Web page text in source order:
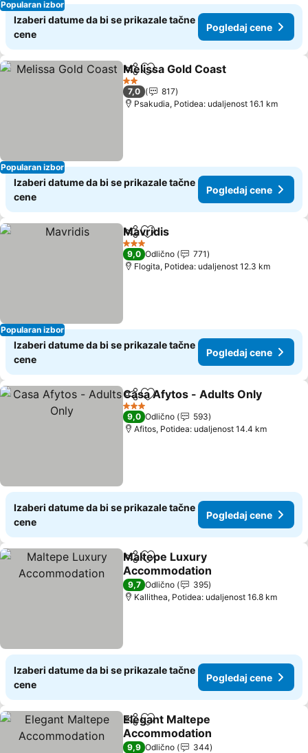
Popularan izbor
Izaberi datume da bi se prikazale tačne
cene
Pogledaj cene
Popularan izbor
Deli Dodati u favorite
Melissa Gold Coast
2 Zvezdice
7,0
817
Psakudia, Potidea: udaljenost 16.1 km
Izaberi datume da bi se prikazale tačne
cene
Pogledaj cene
Popularan izbor
Deli Dodati u favorite
Mavridis
3 Zvezdice
9,0 Odlično
771
Flogita, Potidea: udaljenost 12.3 km
Izaberi datume da bi se prikazale tačne
cene
Pogledaj cene
Deli Dodati u favorite
Casa Afytos - Adults Only
3 Zvezdice
9,0 Odlično
593
Afitos, Potidea: udaljenost 14.4 km
Izaberi datume da bi se prikazale tačne
cene
Pogledaj cene
Deli Dodati u favorite
Maltepe Luxury
Accommodation
9,7 Odlično
395
Kallithea, Potidea: udaljenost 16.8 km
Izaberi datume da bi se prikazale tačne
cene
Pogledaj cene
Deli Dodati u favorite
Elegant Maltepe
Accommodation
9,9 Odlično
344